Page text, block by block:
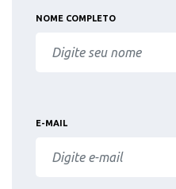
NOME COMPLETO
E-MAIL